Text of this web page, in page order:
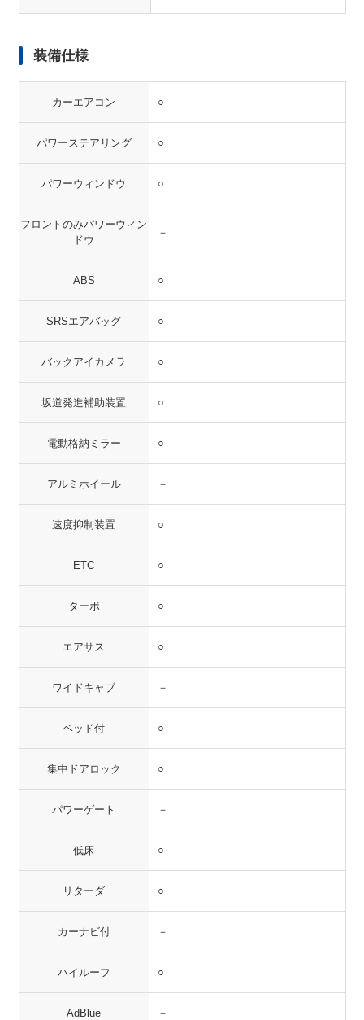
装備仕様
カーエアコン ○
パワーステアリング ○
パワーウィンドウ ○
フロントのみパワーウィン
ドウ
－
ABS ○
SRSエアバッグ ○
バックアイカメラ ○
坂道発進補助装置 ○
電動格納ミラー ○
アルミホイール －
速度抑制装置 ○
ETC ○
ターボ ○
エアサス ○
ワイドキャブ －
ベッド付 ○
集中ドアロック ○
パワーゲート －
低床 ○
リターダ ○
カーナビ付 －
ハイルーフ ○
AdBlue －